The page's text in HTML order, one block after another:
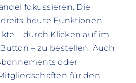
fokussieren. Die
heute Funktionen,
– durch Klicken auf im
– zu bestellen. Auch
oder
für den